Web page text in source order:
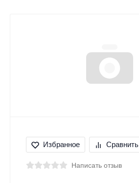
Избранное Сравнить
Написать отзыв